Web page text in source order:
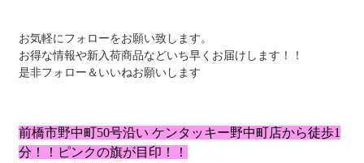
お気軽にフォローをお願い致します。
お得な情報や新入荷商品などいち早くお届けします！！
是非フォロー＆いいねお願いします
前橋市野中町50号沿い ケンタッキー野中町店から徒歩1
分！！ピンクの旗が目印！！